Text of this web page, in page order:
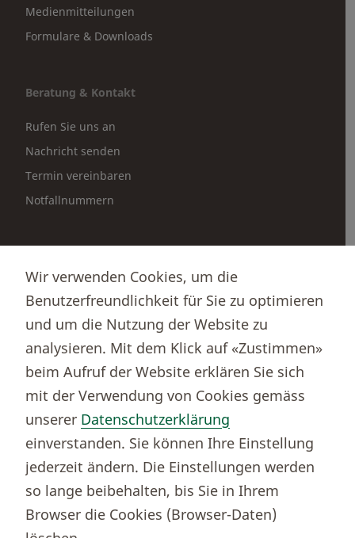
Medienmitteilungen
Formulare & Downloads
Beratung & Kontakt
Rufen Sie uns an
Nachricht senden
Termin vereinbaren
Notfallnummern
Börsenportal Yourmoney
Thurgauer Kantonalbank
Bankenclearingnr.
784
BIC (SWIFT)
KBTGCH22
Weitere TKB Nummern
Rechtliche Hinweise
Barrierefreiheit
Cookie-Einstellungen
Wir verwenden Cookies, um die
Benutzerfreundlichkeit für Sie zu optimieren
und um die Nutzung der Website zu
analysieren. Mit dem Klick auf «Zustimmen»
beim Aufruf der Website erklären Sie sich
mit der Verwendung von Cookies gemäss
unserer Datenschutzerklärung
einverstanden. Sie können Ihre Einstellung
jederzeit ändern. Die Einstellungen werden
so lange beibehalten, bis Sie in Ihrem
Browser die Cookies (Browser-Daten)